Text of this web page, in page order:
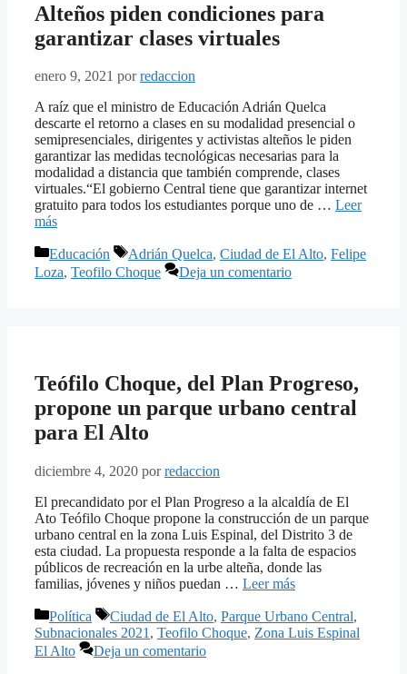
Alteños piden condiciones para
garantizar clases virtuales
enero 9, 2021 porredaccion
A raíz que el ministro de Educación Adrián Quelca
descarte el retorno a clases en su modalidad presencial o
semipresenciales, dirigentes y activistas alteños le piden
garantizar las medidas tecnológicas necesarias para la
modalidad a distancia que también comprende, clases
virtuales.“El gobierno Central tiene que garantizar internet
gratuito para todos los estudiantes porque uno de … Leer
más
Categorías
Educación Etiquetas
Adrián Quelca, Ciudad de El Alto, Felipe
Loza, Teofilo Choque Deja un comentario
Teófilo Choque, del Plan Progreso,
propone un parque urbano central
para El Alto
diciembre 4, 2020 porredaccion
El precandidato por el Plan Progreso a la alcaldía de El
Ato Teófilo Choque propone la construcción de un parque
urbano central en la zona Luis Espinal, del Distrito 3 de
esta ciudad. La propuesta responde a la falta de espacios
públicos de recreación en la urbe alteña, donde las
familias, jóvenes y niños puedan … Leer más
Categorías
Política Etiquetas
Ciudad de El Alto, Parque Urbano Central,
Subnacionales 2021 , Teofilo Choque, Zona Luis Espinal
El Alto
Deja un comentario